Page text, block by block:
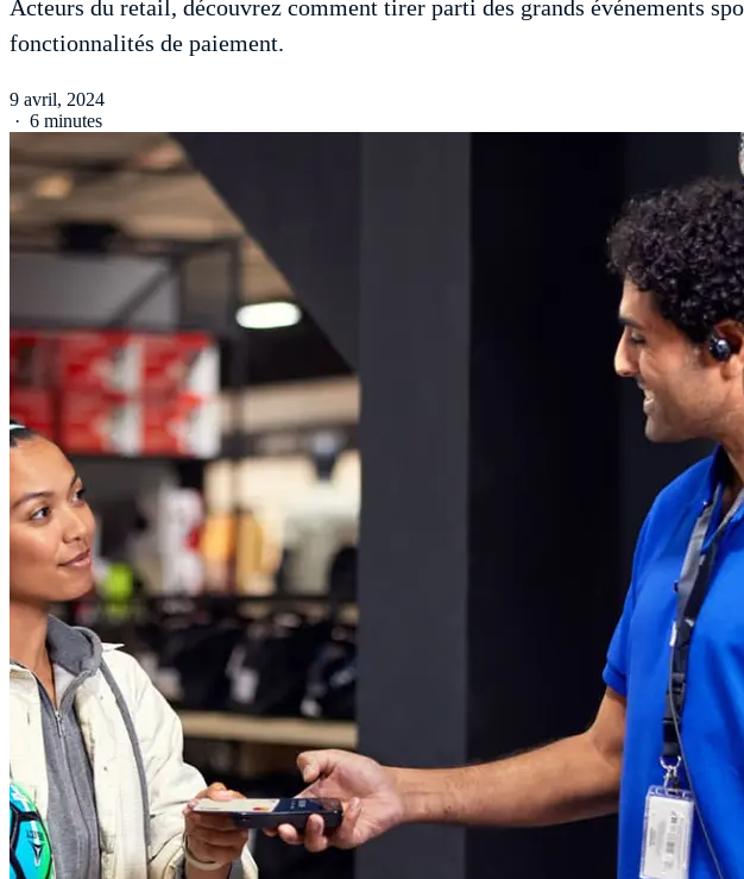
Acteurs du retail, découvrez comment tirer parti des grands événements
fonctionnalités de paiement.
9 avril, 2024
· 6 minutes